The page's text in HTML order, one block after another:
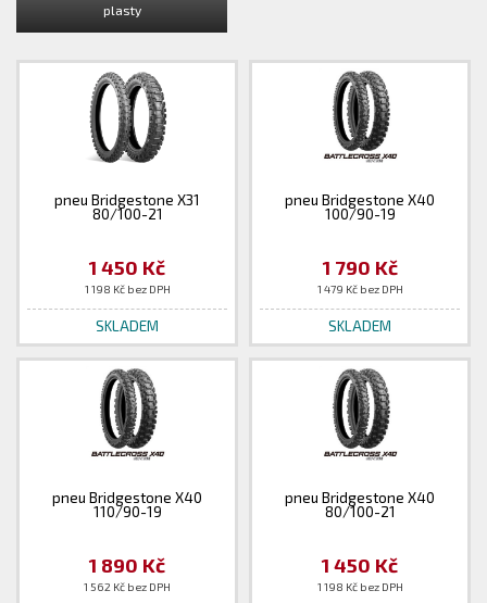
plasty
pneu Bridgestone X31
80/100-21
1 450 Kč
1 198 Kč bez DPH
SKLADEM
pneu Bridgestone X40
100/90-19
1 790 Kč
1 479 Kč bez DPH
SKLADEM
pneu Bridgestone X40
110/90-19
1 890 Kč
1 562 Kč bez DPH
pneu Bridgestone X40
80/100-21
1 450 Kč
1 198 Kč bez DPH